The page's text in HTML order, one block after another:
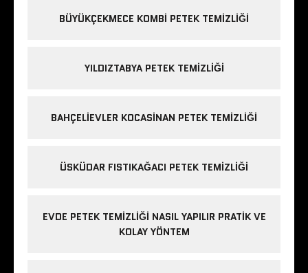
BÜYÜKÇEKMECE KOMBI PETEK TEMIZLIĞI
YILDIZTABYA PETEK TEMIZLIĞI
BAHÇELIEVLER KOCASINAN PETEK TEMIZLIĞI
ÜSKÜDAR FISTIKAĞACI PETEK TEMIZLIĞI
EVDE PETEK TEMIZLIĞI NASIL YAPILIR PRATIK VE
KOLAY YÖNTEM